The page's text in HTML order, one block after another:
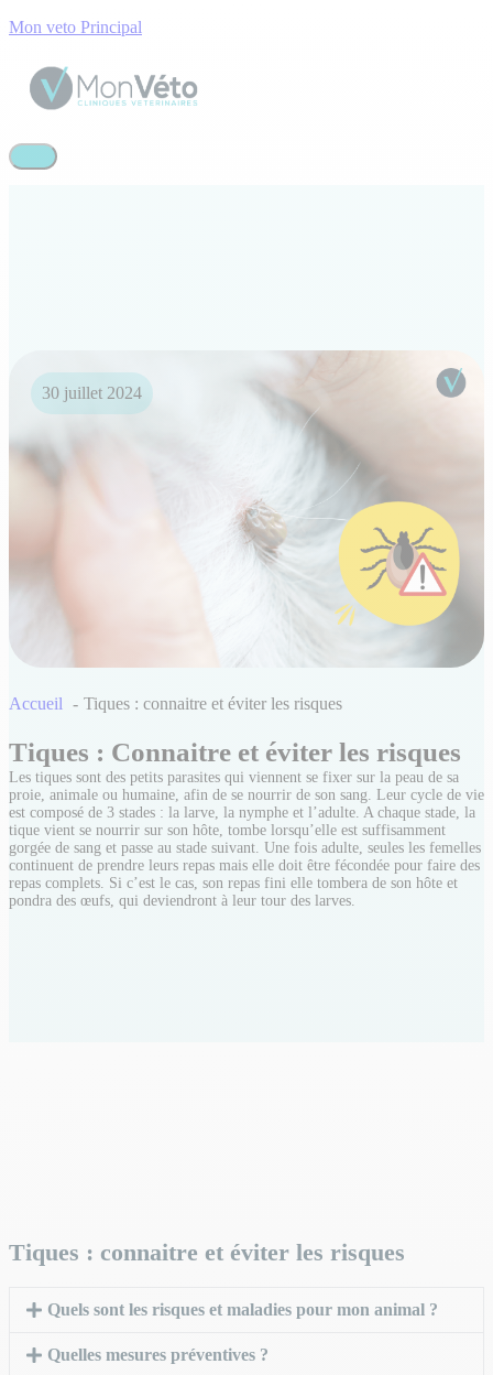
Mon veto Principal
30 juillet 2024
Accueil Tiques : connaitre et éviter les risques
Tiques : Connaitre et éviter les risques
Les tiques sont des petits parasites qui viennent se fixer sur la peau de sa
proie, animale ou humaine, afin de se nourrir de son sang. Leur cycle de vie
est composé de 3 stades : la larve, la nymphe et l’adulte. A chaque stade, la
tique vient se nourrir sur son hôte, tombe lorsqu’elle est suffisamment
gorgée de sang et passe au stade suivant. Une fois adulte, seules les femelles
continuent de prendre leurs repas mais elle doit être fécondée pour faire des
repas complets. Si c’est le cas, son repas fini elle tombera de son hôte et
pondra des œufs, qui deviendront à leur tour des larves.
Tiques : connaitre et éviter les risques
Quels sont les risques et maladies pour mon animal ?
Quelles mesures préventives ?